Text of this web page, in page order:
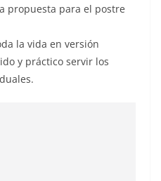
propuesta para el postre
la vida en versión
y práctico servir los